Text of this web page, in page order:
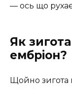
— ось що
Як
ембріон?
Щойно зигота